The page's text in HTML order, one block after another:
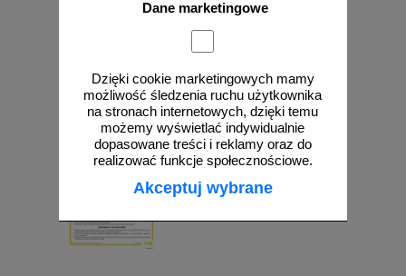
Dane marketingowe
Dzięki cookie marketingowych mamy
możliwość śledzenia ruchu użytkownika
na stronach internetowych, dzięki temu
możemy wyświetlać indywidualnie
dopasowane treści i reklamy oraz do
realizować funkcje społecznościowe.
Akceptuj wybrane